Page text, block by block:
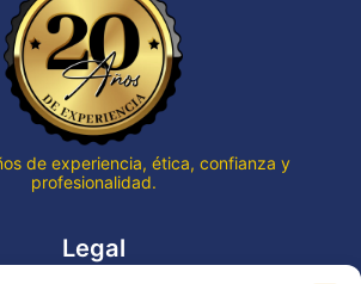
de experiencia, ética, confianza y
profesionalidad.
Legal